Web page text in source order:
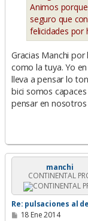
Animos
seguro que
felicidades por
Gracias Manchi
como la tuya. Yo
lleva a pensar lo
bici somos
pensar en nosotros
manchi
CONTINENTAL
Re: pulsaciones al
M18 Ene 2014